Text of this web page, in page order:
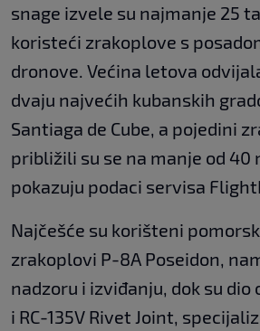
snage izvele su najmanje 25
koristeći zrakoplove s
dronove. Većina letova
dvaju najvećih kubanskih
Santiaga de Cube, a pojedini
približili su se na manje od 40
pokazuju podaci servisa
Najčešće su korišteni
zrakoplovi P-8A Poseidon,
nadzoru i izviđanju, dok su
i RC-135V Rivet Joint,